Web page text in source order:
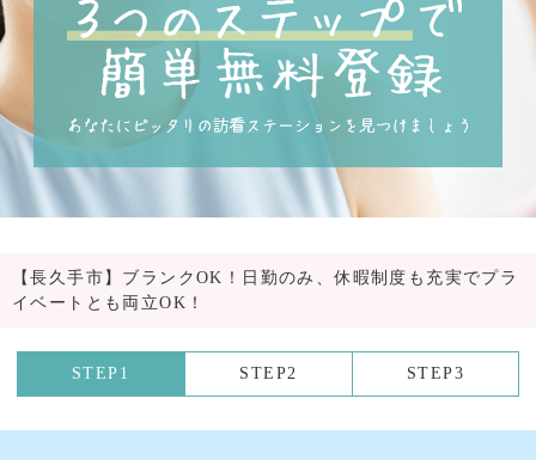
【長久手市】ブランクOK！日勤のみ、休暇制度も充実でプラ
イベートとも両立OK！
STEP1 STEP2 STEP3